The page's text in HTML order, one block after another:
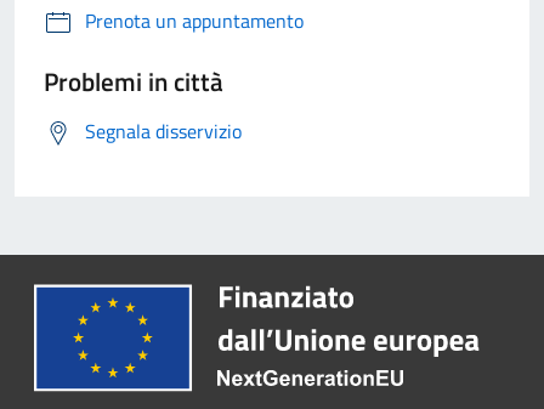
Prenota un appuntamento
Problemi in città
Segnala disservizio